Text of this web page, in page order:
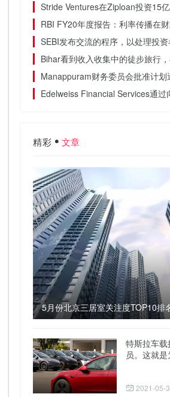
Stride Ventures在Ziploan投资15
RBI FY20年度报告：利率传播在
SEBI发布交流的程序，以处理投资
Bihar看到收入收集中的徒步旅行
Manappuram财务委员会批准计划
Edelweiss Financial Services通
精彩 文章
5月份北京三居室关注度TOP10排
特斯拉车
员。这就是
2021-05-